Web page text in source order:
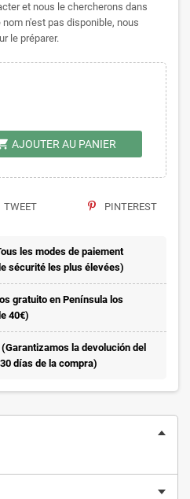
et nous le chercherons dans
n'est pas disponible, nous
le préparer.
AJOUTER AU PANIER
TWEET PINTEREST
les modes de paiement
sécurité les plus élevées)
gratuito en Península los
40€)
la devolución del
días de la compra)